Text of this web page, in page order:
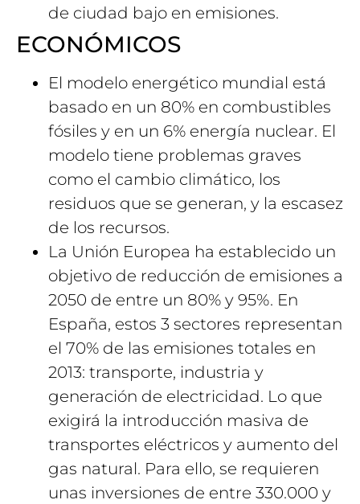
de ciudad bajo en emisiones.
ECONÓMICOS
El modelo energético mundial está
basado en un 80% en combustibles
fósiles y en un 6% energía nuclear. El
modelo tiene problemas graves
como el cambio climático, los
residuos que se generan, y la escasez
de los recursos.
La Unión Europea ha establecido un
objetivo de reducción de emisiones a
2050 de entre un 80% y 95%. En
España, estos 3 sectores representan
el 70% de las emisiones totales en
2013: transporte, industria y
generación de electricidad. Lo que
exigirá la introducción masiva de
transportes eléctricos y aumento del
gas natural. Para ello, se requieren
unas inversiones de entre 330.000 y